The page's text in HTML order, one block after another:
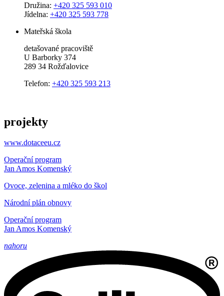
Družina: +420 325 593 010
Jídelna: +420 325 593 778
Mateřská škola
detašované pracoviště
U Barborky 374
289 34 Rožďalovice
Telefon: +420 325 593 213
projekty
www.dotaceeu.cz
Operační program
Jan Amos Komenský
Ovoce, zelenina a mléko do škol
Národní plán obnovy
Operační program
Jan Amos Komenský
nahoru